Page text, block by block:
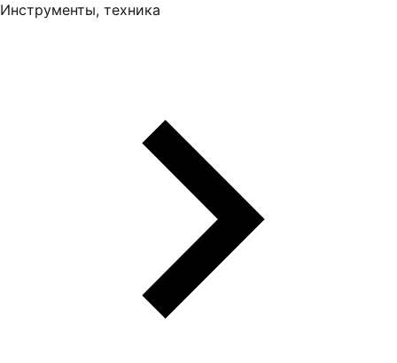
Инструменты, техника